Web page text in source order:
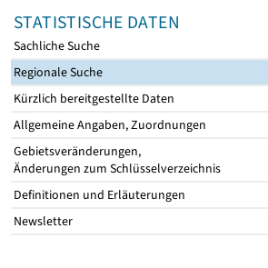
STATISTISCHE DATEN
Sachliche Suche
Regionale Suche
Kürzlich bereitgestellte Daten
Allgemeine Angaben, Zuordnungen
Gebietsveränderungen,
Änderungen zum Schlüsselverzeichnis
Definitionen und Erläuterungen
Newsletter